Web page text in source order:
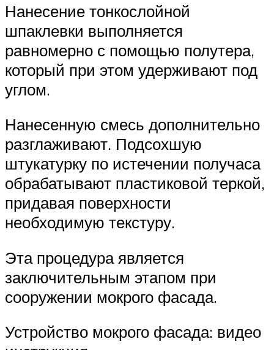
Нанесение тонкослойной
шпаклевки выполняется
равномерно с помощью полутера,
который при этом удерживают под
углом.
Нанесенную смесь дополнительно
разглаживают. Подсохшую
штукатурку по истечении получаса
обрабатывают пластиковой теркой,
придавая поверхности
необходимую текстуру.
Эта процедура является
заключительным этапом при
сооружении мокрого фасада.
Устройство мокрого фасада: видео